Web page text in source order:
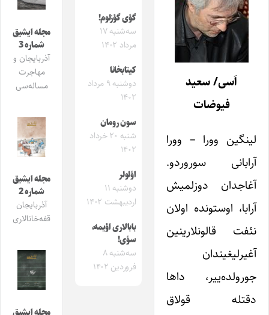
اَسی/ سعید
فیوضات
لینگین وورا – وورا
آرابانی سوروردو.
آغاجدان دوزلمیش
آرابا، اوستونده اولان
نئفت قالونلارینین
آغیرلیغیندان
جورولده‌ییر، داها
دقتله قولاق
گؤی گؤزلوم!
سه‌شنبه ۱۷
مرداد ۱۴۰۲
کیتابخانا
دوشنبه ۹ مرداد
۱۴۰۲
سون رومان
شنبه ۲۰ خرداد
۱۴۰۲
اؤلولر
دوشنبه ۱۱
اردیبهشت ۱۴۰۲
بابالاری اؤیمه،
سؤی!
سه‌شنبه ۸
فروردین ۱۴۰۲
مجله ایشیق
شماره 3
آذربایجان و
مهاجرت
مساله‌سی
مجله ایشیق
شماره 2
آذربایجان
قفه‌خانالاری